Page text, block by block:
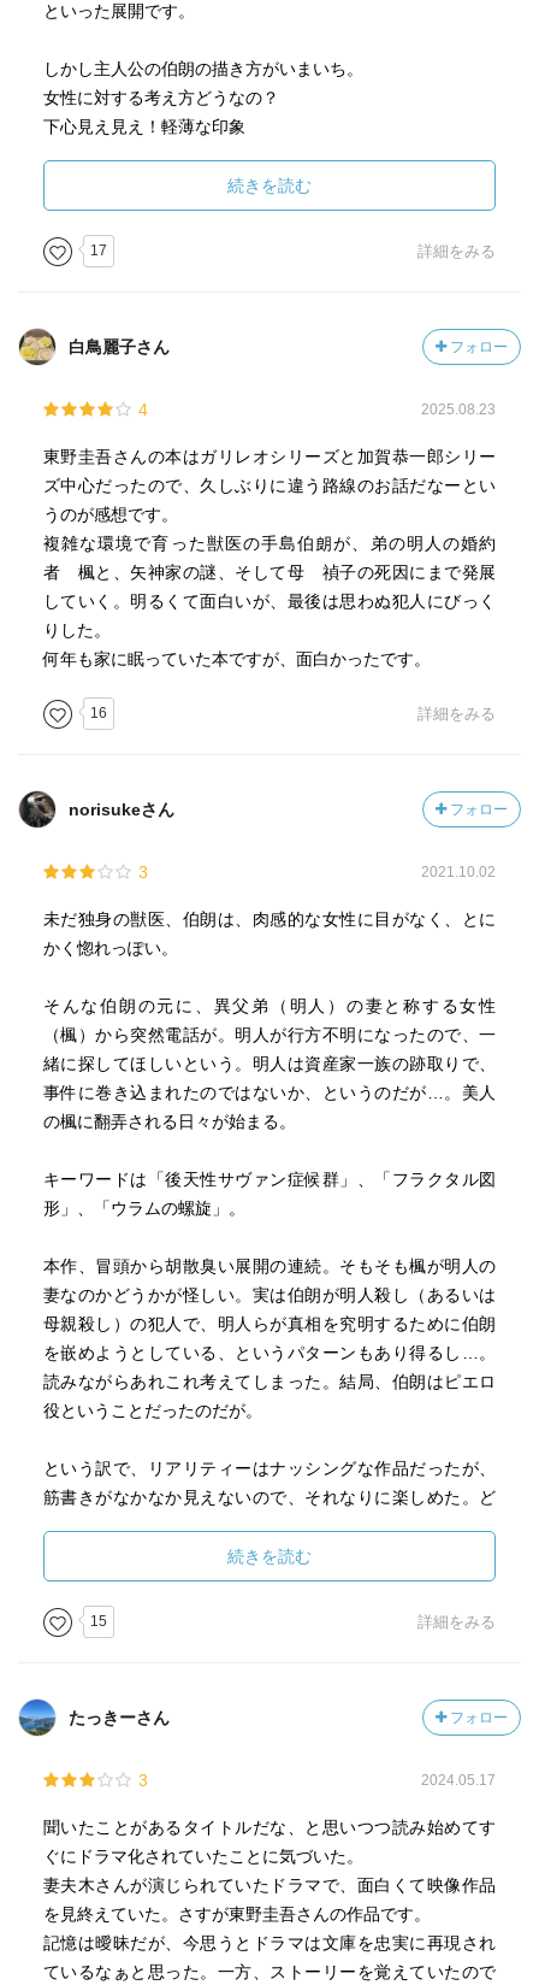
といった展開です。
しかし主人公の伯朗の描き方がいまいち。
女性に対する考え方どうなの？
下心見え見え！軽薄な印象
ドラマはすごく頑張ってた（笑）
というところで、全くリアリティのない物語でしたが、楽
ウラムの螺旋については、Wikiで調べました。
続きを読む
17 詳細をみる
白鳥麗子さん フォロー
4 2025.08.23
東野圭吾さんの本はガリレオシリーズと加賀恭一郎シリー
ズ中心だったので、久しぶりに違う路線のお話だなーとい
うのが感想です。
複雑な環境で育った獣医の手島伯朗が、弟の明人の婚約
者 楓と、矢神家の謎、そして母 禎子の死因にまで発展
していく。明るくて面白いが、最後は思わぬ犯人にびっく
りした。
何年も家に眠っていた本ですが、面白かったです。
16 詳細をみる
norisukeさん フォロー
3 2021.10.02
未だ独身の獣医、伯朗は、肉感的な女性に目がなく、とに
かく惚れっぽい。
そんな伯朗の元に、異父弟（明人）の妻と称する女性
（楓）から突然電話が。明人が行方不明になったので、一
緒に探してほしいという。明人は資産家一族の跡取りで、
事件に巻き込まれたのではないか、というのだが…。美人
の楓に翻弄される日々が始まる。
キーワードは「後天性サヴァン症候群」、「フラクタル図
形」、「ウラムの螺旋」。
本作、冒頭から胡散臭い展開の連続。そもそも楓が明人の
妻なのかどうかが怪しい。実は伯朗が明人殺し（あるいは
母親殺し）の犯人で、明人らが真相を究明するために伯朗
を嵌めようとしている、というパターンもあり得るし…。
読みながらあれこれ考えてしまった。結局、伯朗はピエロ
役ということだったのだが。
という訳で、リアリティーはナッシングな作品だったが、
筋書きがなかなか見えないので、それなりに楽しめた。ど
続きを読む
15 詳細をみる
たっきーさん フォロー
3 2024.05.17
聞いたことがあるタイトルだな、と思いつつ読み始めてす
ぐにドラマ化されていたことに気づいた。
妻夫木さんが演じられていたドラマで、面白くて映像作品
を見終えていた。さすが東野圭吾さんの作品です。
記憶は曖昧だが、今思うとドラマは文庫を忠実に再現され
ているなぁと思った。一方、ストーリーを覚えていたので